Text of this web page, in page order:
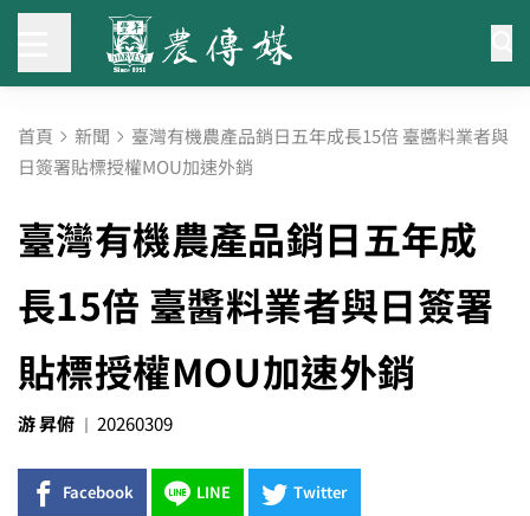
首頁 新聞 臺灣有機農產品銷日五年成長15倍 臺醬料業者與
日簽署貼標授權MOU加速外銷
臺灣有機農產品銷日五年成
長15倍 臺醬料業者與日簽署
貼標授權MOU加速外銷
游 昇俯 20260309
Facebook LINE Twitter